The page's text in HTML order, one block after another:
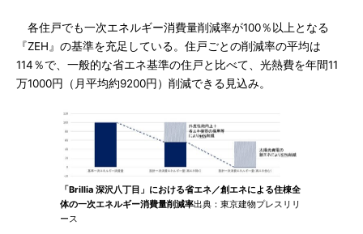
各住戸でも一次エネルギー消費量削減率が100％以上となる
『ZEH』の基準を充足している。住戸ごとの削減率の平均は
114％で、一般的な省エネ基準の住戸と比べて、光熱費を年間11
万1000円（月平均約9200円）削減できる見込み。
「Brillia 深沢八丁目」における省エネ／創エネによる住棟全
体の一次エネルギー消費量削減率出典：東京建物プレスリリ
ース